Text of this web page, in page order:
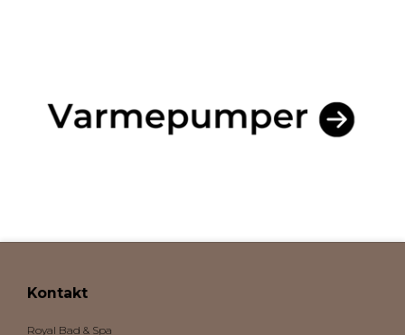
Kontakt
Royal Bad & Spa